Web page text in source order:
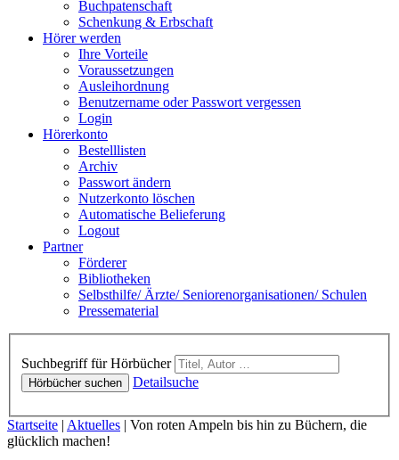
Buchpatenschaft
Schenkung & Erbschaft
Hörer werden
Ihre Vorteile
Voraussetzungen
Ausleihordnung
Benutzername oder Passwort vergessen
Login
Hörerkonto
Bestelllisten
Archiv
Passwort ändern
Nutzerkonto löschen
Automatische Belieferung
Logout
Partner
Förderer
Bibliotheken
Selbsthilfe/ Ärzte/ Seniorenorganisationen/ Schulen
Pressematerial
Suchbegriff für Hörbücher
Hörbücher suchen Detailsuche
Sie sind hier:
Startseite | Aktuelles | Von roten Ampeln bis hin zu Büchern, die
glücklich machen!